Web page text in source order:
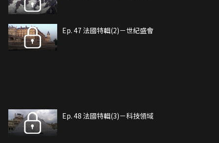
Ep. 47 法國特輯(2)－世紀盛會
Ep. 48 法國特輯(3)－科技領域